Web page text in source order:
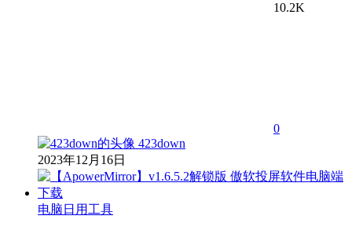
10.2K
0
423down
2023年12月16日
电脑日用工具